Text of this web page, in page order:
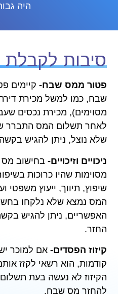
היה
סיבות
פטור ממס שבח-קיימים
שבח, כמו למשל מכירת דירה
מסוימים), מכירת נכסים
לאחר תשלום המס התברר
שלא נוצל, ניתן להגיש
ניכויים וזיכויים-בחישוב מס
מסוימות שהיו כרוכות
שיפוץ, תיווך, ייעוץ משפטי
המס נמצא שלא נלקחו
האפשריים, ניתן להגיש
החזר.
קיזוז הפסדים-אם למוכר יש
קודמות, הוא רשאי לקזז
הקיזוז לא נעשה בעת
להחזר מס שבח.